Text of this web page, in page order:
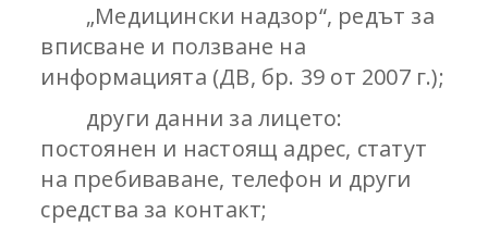
„Медицински надзор“, редът за
вписване и ползване на
информацията (ДВ, бр. 39 от 2007 г.);
други данни за лицето:
постоянен и настоящ адрес, статут
на пребиваване, телефон и други
средства за контакт;